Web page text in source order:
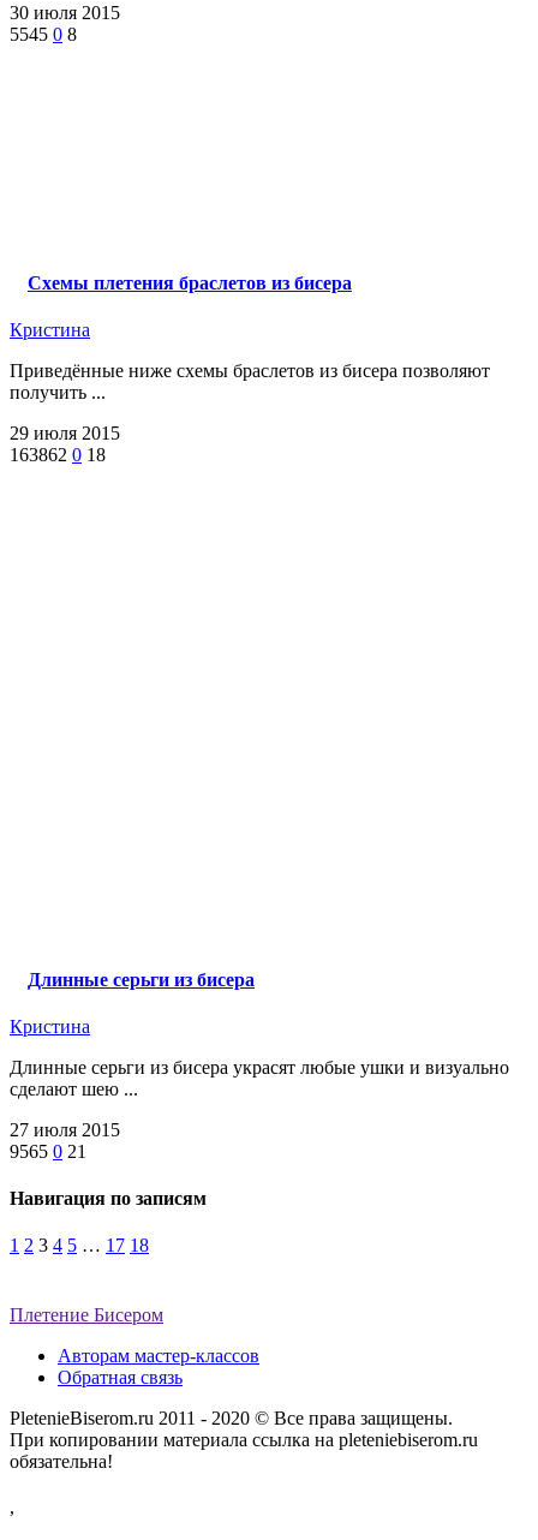
30 июля 2015
5545 0 8
Схемы плетения браслетов из бисера
Кристина
Приведённые ниже схемы браслетов из бисера позволяют
получить ...
29 июля 2015
163862 0 18
Длинные серьги из бисера
Кристина
Длинные серьги из бисера украсят любые ушки и визуально
сделают шею ...
27 июля 2015
9565 0 21
Навигация по записям
1 2 3 4 5 … 17 18
Плетение Бисером
Авторам мастер-классов
Обратная связь
PletenieBiserom.ru 2011 - 2020 © Все права защищены.
При копировании материала ссылка на pleteniebiserom.ru
обязательна!
,